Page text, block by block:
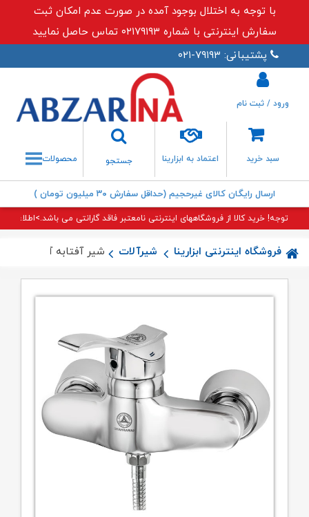
با توجه به اختلال بوجود آمده در صورت عدم امکان ثبت
سفارش اینترنتی با شماره ۰۲۱۷۹۱۹۳ تماس حاصل نمایید
پشتیبانی: ۷۹۱۹۳-۰۲۱
سبد خرید اعتماد به ابزارینا
جستجو
جستجو
ورود / ثبت نام
محصولات
ارسال رایگان کالای غیرحجیم (حداقل سفارش ۳۰ میلیون تومان )
توجه! خرید کالا از فروشگاههای اینترنتی نامعتبر فاقد گارانتی می باشد.>اطلاعات
فروشگاه اینترنتی ابزارینا شیرآلات شیر آفتابه آبشار